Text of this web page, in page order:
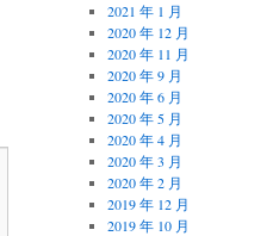
2021 年 1 月
2020 年 12 月
2020 年 11 月
2020 年 9 月
2020 年 6 月
2020 年 5 月
2020 年 4 月
2020 年 3 月
2020 年 2 月
2019 年 12 月
2019 年 10 月